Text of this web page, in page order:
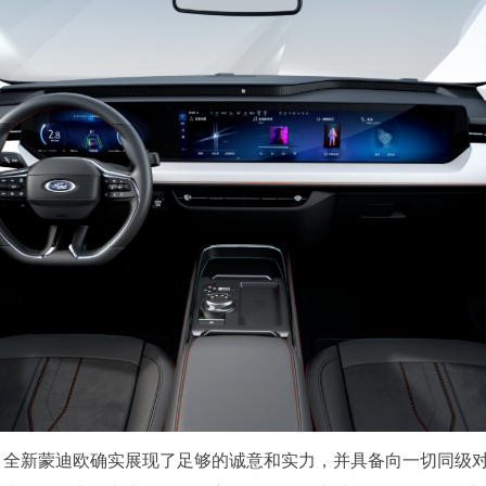
新蒙迪欧确实展现了足够的诚意和实力，并具备向一切同级